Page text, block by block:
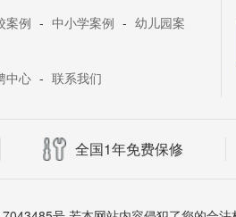
案例 - 中小学案例 - 幼儿园案
中心 - 联系我们
全国1年免费保修